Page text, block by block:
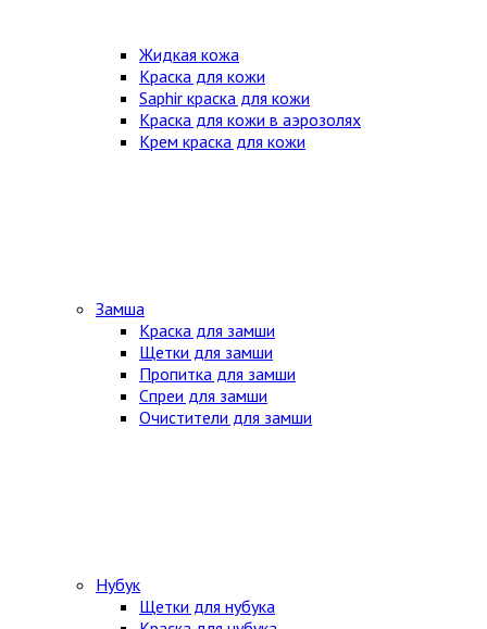
Жидкая кожа
Краска для кожи
Saphir краска для кожи
Краска для кожи в аэрозолях
Крем краска для кожи
Замша
Краска для замши
Щетки для замши
Пропитка для замши
Спреи для замши
Очистители для замши
Нубук
Щетки для нубука